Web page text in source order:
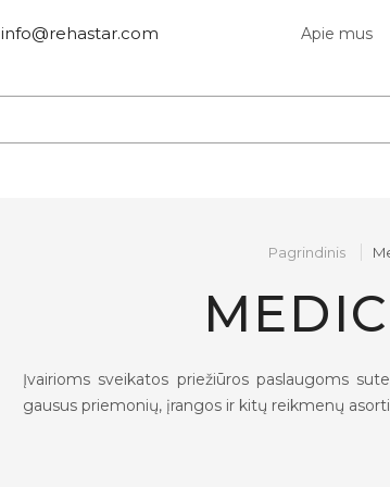
info@rehastar.com Apie mus
Pagrindinis
Įvairioms sveikatos priežiūros paslaugoms
gausus priemonių, įrangos ir kitų reikmenų